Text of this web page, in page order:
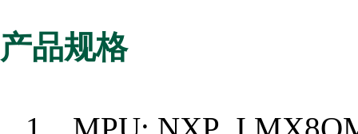
产品规格